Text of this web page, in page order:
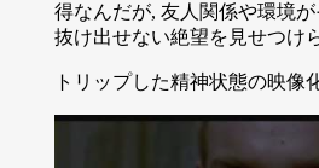
得なんだが, 友人関係や環境
抜け出せない絶望を見せつけ
トリップした精神状態の映像